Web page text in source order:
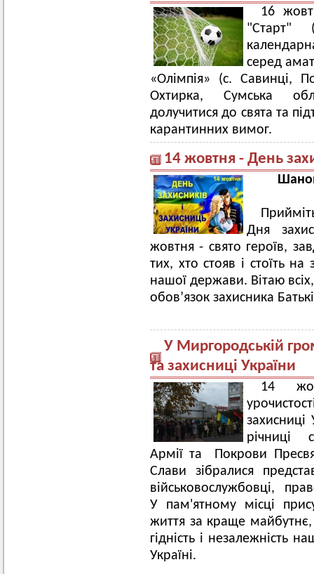
16
"Старт"
серед
«Олімпія» (с. Савинці,
Охтирка, Сумська
долучитися до свята та
карантинних вимог.
14 жовтня - День
Дня
жовтня - свято героїв,
тих, хто стояв і стоїть на
нашої держави. Вітаю
обов’язок захисника
У Миргородській
та захисниці України
14
захисниці
річниці
Армії та Покрови
Слави зібралися
військовослужбовці,
У пам'ятному місці
життя за краще
гідність і
Україні.